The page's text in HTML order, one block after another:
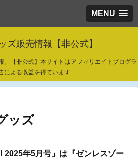
MENU
ズ販売情報【非公式】
。【非公式】本サイトはアフィリエイトプログラ
による収益を得ています
ッズ
2025年5月号」は『ゼンレスゾー